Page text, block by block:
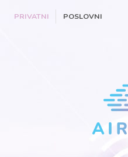
PRIVATNI POSLOVNI